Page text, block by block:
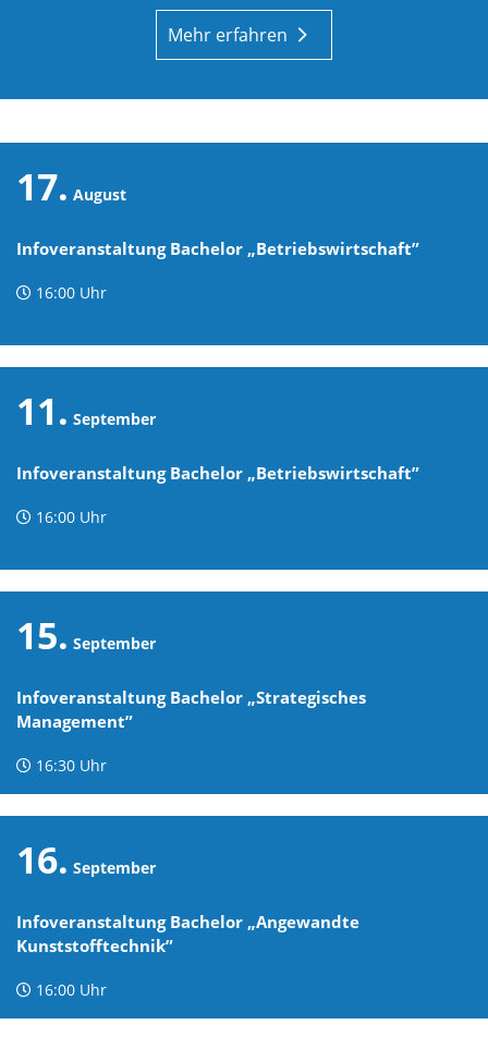
Mehr erfahren
17. August
Infoveranstaltung Bachelor „Betriebswirtschaft”
16:00 Uhr
11. September
Infoveranstaltung Bachelor „Betriebswirtschaft”
16:00 Uhr
15. September
Infoveranstaltung Bachelor „Strategisches
Management”
16:30 Uhr
16. September
Infoveranstaltung Bachelor „Angewandte
Kunststofftechnik”
16:00 Uhr